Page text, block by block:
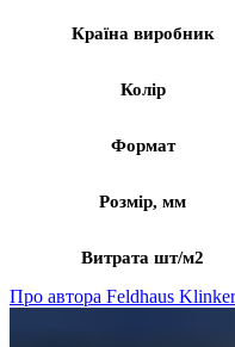
Країна виробник
Колір
Формат
Розмір, мм
Витрата шт/м2
Про автора Feldhaus Klinker